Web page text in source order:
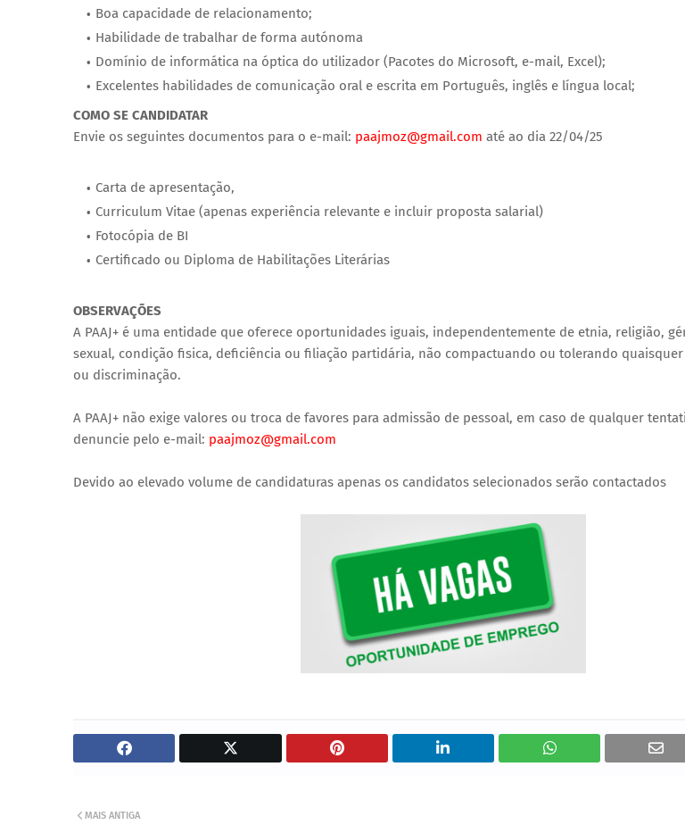
Boa capacidade de relacionamento;
Habilidade de trabalhar de forma autónoma
Domínio de informática na óptica do utilizador (Pacotes do Microsoft, e-mail, Excel);
Excelentes habilidades de comunicação oral e escrita em Português, inglês e língua local;
COMO SE CANDIDATAR
Envie os seguintes documentos para o e-mail: paajmoz@gmail.com até ao dia 22/04/25
Carta de apresentação,
Curriculum Vitae (apenas experiência relevante e incluir proposta salarial)
Fotocópia de BI
Certificado ou Diploma de Habilitações Literárias
OBSERVAÇÕES
A PAAJ+ é uma entidade que oferece oportunidades iguais, independentemente de etnia, religião,
sexual, condição fisica, deficiência ou filiação partidária, não compactuando ou tolerando
ou discriminação.
A PAAJ+ não exige valores ou troca de favores para admissão de pessoal, em caso de qualquer
denuncie pelo e-mail: paajmoz@gmail.com
Devido ao elevado volume de candidaturas apenas os candidatos selecionados serão contactados
MAIS ANTIGA